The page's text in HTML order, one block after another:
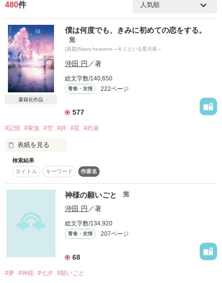
検索ワード
を含む
詳しく検索
検索対象
キーワード
あらすじ
ジャンル
感想
ステータス 全て
長編 中編
コンテスト
480件
書籍化作品
僕は何度でも、きみに初めての恋をする。
完
[原題]Starry heavens ─キミといる星月夜─
沖田 円 ／著
総文字数/140,650
青春・友情 222ページ
577
#記憶 #家族 #空 #絆 #星 #約束
表紙を見る
きみと出会ったあの日が
わたしの世界のはじまり
*･ﾟﾟ･*:.｡..｡.:*･ﾟﾟ･*:.｡. .｡.:**･ﾟﾟ･*
検索結果
タイトル
キーワード 作家名
神様の願いごと 完
沖田 円 ／著
総文字数/134,920
青春・友情 207ページ
68
#夢 #神様 #七夕 #願いごと